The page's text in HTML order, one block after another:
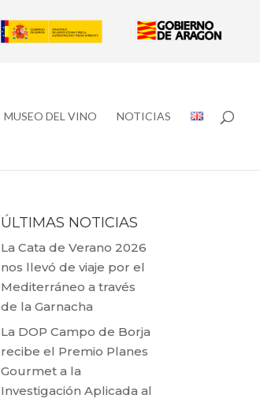
MUSEO DEL VINO NOTICIAS
ÚLTIMAS NOTICIAS
La Cata de Verano 2026
nos llevó de viaje por el
Mediterráneo a través
de la Garnacha
La DOP Campo de Borja
recibe el Premio Planes
Gourmet a la
Investigación Aplicada al